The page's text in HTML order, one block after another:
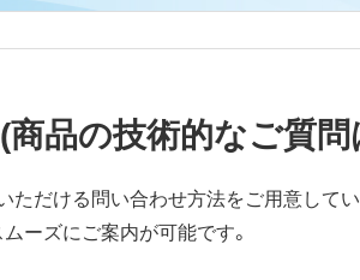
品の技術的なご質
だける問い合わせ方法をご用意してい
ーズにご案内が可能です。